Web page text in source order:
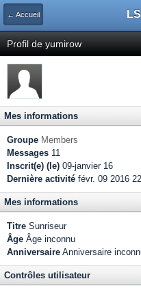
← Accueil
Profil de yumirow
Mes informations
Groupe Members
Messages 11
Inscrit(e) (le) 09-janvier 16
Dernière activité févr. 09 2016
Mes informations
Titre Sunriseur
Âge Âge inconnu
Anniversaire Anniversaire
Contrôles utilisateur